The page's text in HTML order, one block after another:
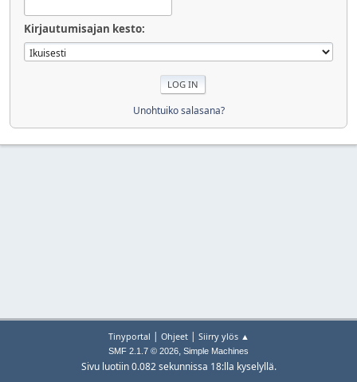
Kirjautumisajan kesto:
Unohtuiko salasana?
Tinyportal | Ohjeet| Siirry ylös ▲
SMF 2.1.7 © 2026, Simple Machines
Sivu luotiin 0.082 sekunnissa 18:lla kyselyllä.